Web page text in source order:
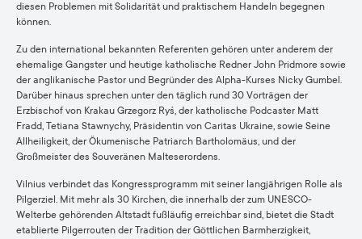
diesen Problemen mit Solidarität und praktischem Handeln begegnen
können.
Zu den international bekannten Referenten gehören unter anderem der
ehemalige Gangster und heutige katholische Redner John Pridmore sowie
der anglikanische Pastor und Begründer des Alpha-Kurses Nicky Gumbel.
Darüber hinaus sprechen unter den täglich rund 30 Vorträgen der
Erzbischof von Krakau Grzegorz Ryś, der katholische Podcaster Matt
Fradd, Tetiana Stawnychy, Präsidentin von Caritas Ukraine, sowie Seine
Allheiligkeit, der Ökumenische Patriarch Bartholomäus, und der
Großmeister des Souveränen Malteserordens.
Vilnius verbindet das Kongressprogramm mit seiner langjährigen Rolle als
Pilgerziel. Mit mehr als 30 Kirchen, die innerhalb der zum UNESCO-
Welterbe gehörenden Altstadt fußläufig erreichbar sind, bietet die Stadt
etablierte Pilgerrouten der Tradition der Göttlichen Barmherzigkeit,